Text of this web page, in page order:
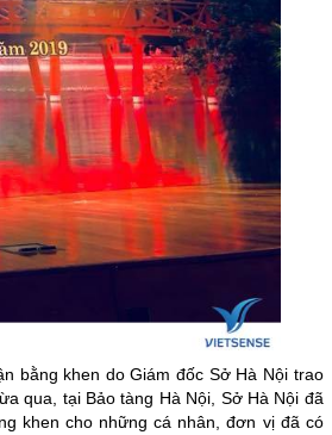
bằng khen do Giám đốc Sở Hà Nội trao
qua, tại Bảo tàng Hà Nội, Sở Hà Nội đã
khen cho những cá nhân, đơn vị đã có